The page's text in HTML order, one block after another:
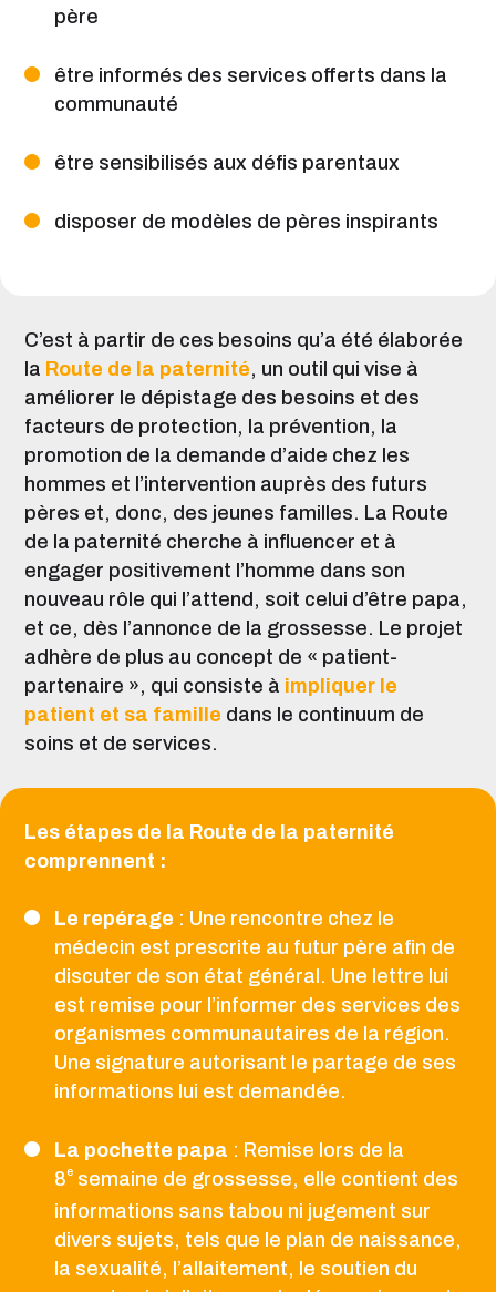
père
être informés des services offerts dans la
communauté
être sensibilisés aux défis parentaux
disposer de modèles de pères inspirants
C’est à partir de ces besoins qu’a été élaborée
la Route de la paternité, un outil qui vise à
améliorer le dépistage des besoins et des
facteurs de protection, la prévention, la
promotion de la demande d’aide chez les
hommes et l’intervention auprès des futurs
pères et, donc, des jeunes familles. La Route
de la paternité cherche à influencer et à
engager positivement l’homme dans son
nouveau rôle qui l’attend, soit celui d’être papa,
et ce, dès l’annonce de la grossesse. Le projet
adhère de plus au concept de « patient-
partenaire », qui consiste à impliquer le
patient et sa famille dans le continuum de
soins et de services.
Les étapes de la Route de la paternité
comprennent :
Le repérage : Une rencontre chez le
médecin est prescrite au futur père afin de
discuter de son état général. Une lettre lui
est remise pour l’informer des services des
organismes communautaires de la région.
Une signature autorisant le partage de ses
informations lui est demandée.
La pochette papa : Remise lors de la
8e semaine de grossesse, elle contient des
informations sans tabou ni jugement sur
divers sujets, tels que le plan de naissance,
la sexualité, l’allaitement, le soutien du